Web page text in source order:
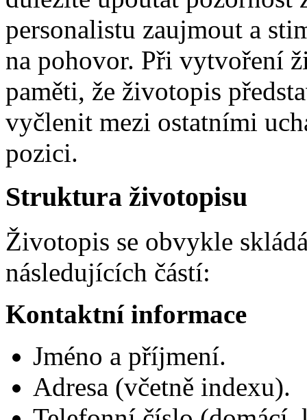
personalistu zaujmout a
na pohovor. Při vytvoření
paměti, že životopis
vyčlenit mezi ostatními
pozici.
Struktura životopisu
Životopis se obvykle
následujících částí:
Kontaktní informace
Jméno a příjmení.
Adresa (včetně indexu).